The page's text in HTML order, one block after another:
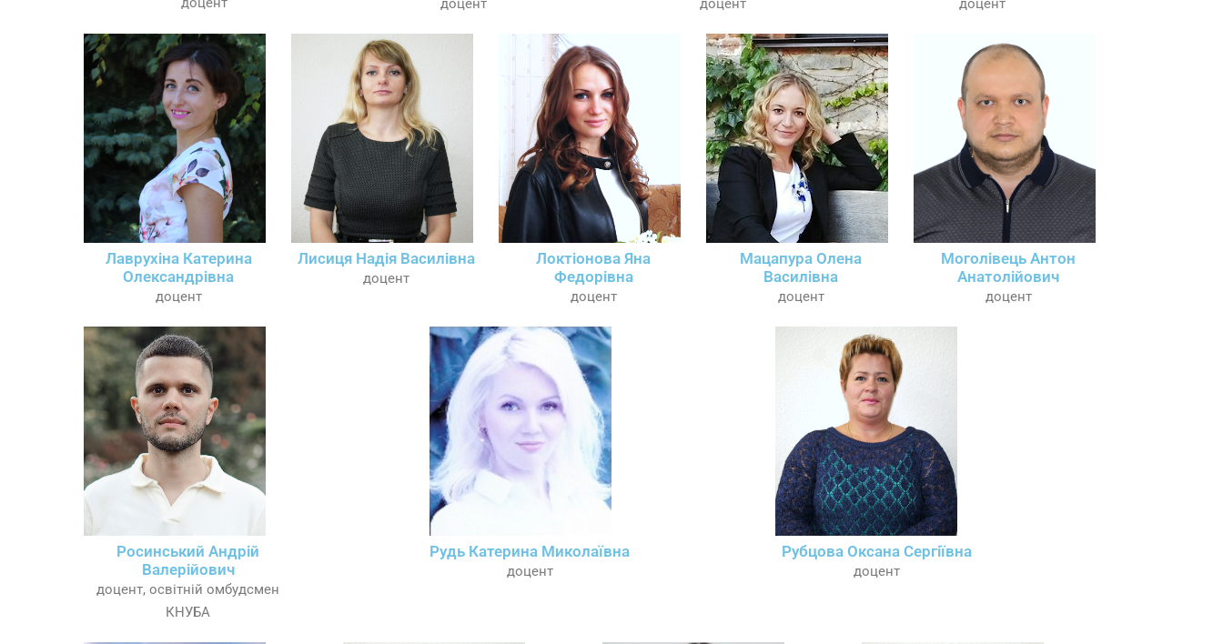
доцент доцент доцент
Лаврухіна Катерина
Олександрівна
доцент
Лисиця Надія Василівна
доцент
Локтіонова Яна
Федорівна
доцент
Мацапура Олена
Василівна
доцент
Моголівець Антон
Анатолійович
доцент
Росинський Андрій
Валерійович
доцент, освітній омбудсмен
КНУБА
Рудь Катерина Миколаївна
доцент
Рубцова Оксана Сергіївна
доцент